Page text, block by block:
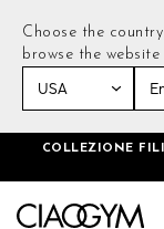
Choose the
browse the website
COLLEZIONE